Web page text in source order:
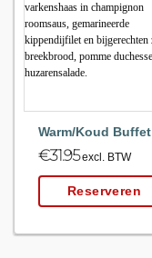
Warm/Koud Buffet
€31.95excl. BTW
Reserveren